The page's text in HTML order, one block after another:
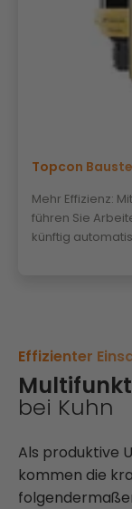
Topcon
Mehr Effizienz:
führen Sie
künftig
Effizienter
bei Kuhn
Als produktive
kommen die